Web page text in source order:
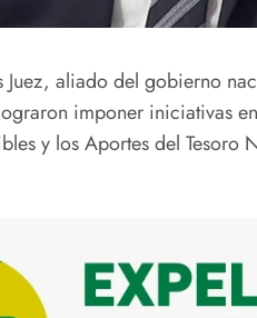
Juez, aliado del gobierno
imponer iniciativas
y los Aportes del